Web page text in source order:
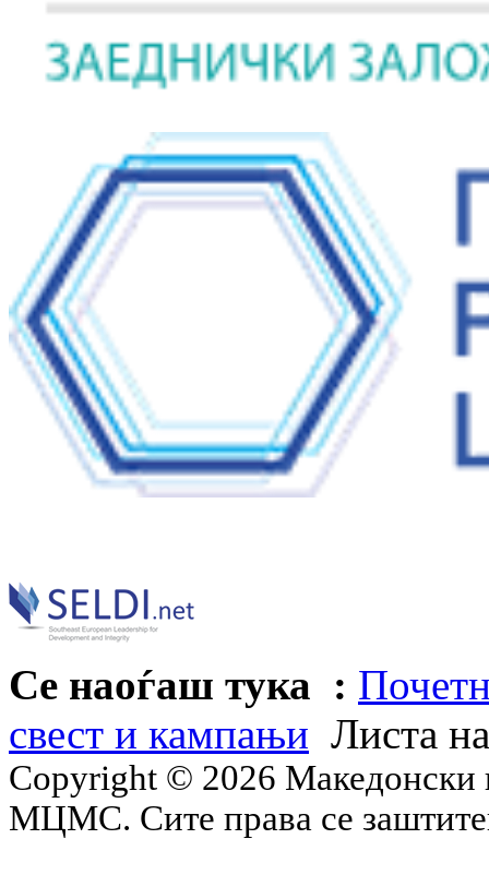
Се наоѓаш тука :
свест и кампањи Листа
Copyright © 2026 Македонски
МЦМС. Сите права се